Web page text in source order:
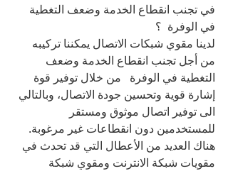
في تجنب انقطاع الخدمة وضعف التغطية
في الوفرة  ؟
لدينا مقوي شبكات الاتصال يمكننا تركيبه
من أجل تجنب انقطاع الخدمة وضعف
التغطية في الوفرة   من خلال توفير قوة
إشارة قوية وتحسين جودة الاتصال، وبالتالي
الى توفير اتصال موثوق ومستقر
للمستخدمين دون انقطاعات غير مرغوبة.
هناك العديد من الأعطال التي قد تحدث في
مقويات شبكة الانترنت ومقوي شبكة